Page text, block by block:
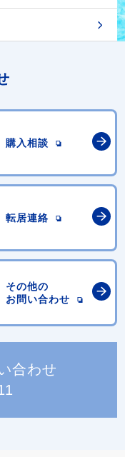
購入相談
転居連絡
その他の
お問い合わせ
合わせ